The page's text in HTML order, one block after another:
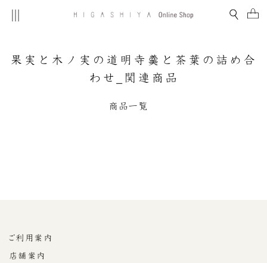
Site navigation Search
果実と木ノ実の道明寺羹と茶葉の詰め合
わせ_関連商品
商品一覧
ご利用案内
店舗案内